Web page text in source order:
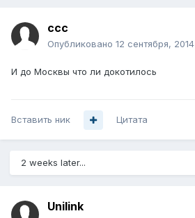
ccc
Опубликовано 12 сентября, 2014
И до Москвы что ли докотилось
Вставить ник Цитата
2 weeks later...
Unilink